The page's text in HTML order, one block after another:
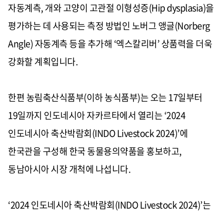
자동계측,개와 고양이 고관절 이형성증(Hip dysplasia)을
평가하는 데 사용되는 측정 방법인 노버그 앵글(Norberg
Angle)자동계측 등을 추가해 ‘엑스칼리버’상품력을 더욱
강화할 계획입니다.
한편 농림축산식품부(이하 농식품부)는 오는17일부터
19일까지 인도네시아 자카르타에서 열리는‘2024
인도네시아 축산박람회(INDO Livestock 2024)’에
한국관을 구성해 한국 동물용의약품을 홍보하고,
동남아시아 시장 개척에 나섭니다.
‘2024인도네시아 축산박람회(INDO Livestock 2024)’는